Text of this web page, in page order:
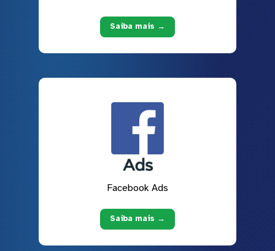
Saiba mais →
Facebook Ads
Saiba mais →